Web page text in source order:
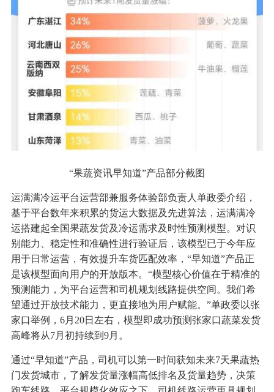
“果蔬资讯早知道”产品部分截图
运满满冷运平台运营部兼服务体验部负责人单政委介绍，
基于平台数年来积累的货运大数据及先进算法，运满满冷
运搭建起全国果蔬发货及冷运需求及时性预测模型。对识
别能力、稳定性和准确性进行验证后，该模型已于今年应
用于日常运营，有效提升车货匹配效率，“早知道”产品正
是该模型面向用户的开放版本。“模型核心价值在于精准的
预测能力，为平台运营和司机规划线路提供空间。我们希
望通过开放技术能力，更直接地为用户赋能。”单政委以张
家口举例，6月20日左右，模型即成功预测张家口蔬菜发货
高峰将从7月初持续到9月。
通过“早知道”产品，司机可以第一时间获知未来7天果蔬热
门发货城市，了解发货量涨幅高低排名及货量趋势，决策